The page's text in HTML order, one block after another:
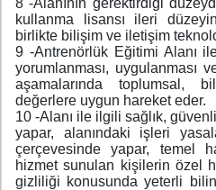
8 -Alanının gerektirdiği
kullanma lisansı ileri
birlikte bilişim ve iletişim
9 -Antrenörlük Eğitimi Alanı
yorumlanması, uygulanması
aşamalarında toplumsal,
değerlere uygun hareket eder.
10 -Alanı ile ilgili sağlık,
yapar, alanındaki işleri
çerçevesinde yapar, temel
hizmet sunulan kişilerin özel
gizliliği konusunda yeterli